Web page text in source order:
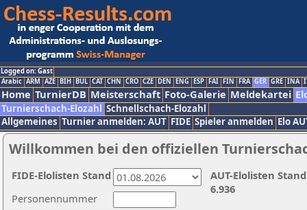
Logged on: Gast
Arabic ARM AZE BIH BUL CAT CHN CRO CZE DEN ENG ESP FAI FIN FRA GER GRE INA
Home TurnierDB Meisterschaft Foto-Galerie Meldekartei
Turnierschach-Elozahl Schnellschach-Elozahl
Allgemeines Turnier anmelden: AUT FIDE Spieler anmelden Elo
Willkommen bei den offiziellen
Personennummer
AUT-Elolisten
6.936
FIDE-Elolisten Stand